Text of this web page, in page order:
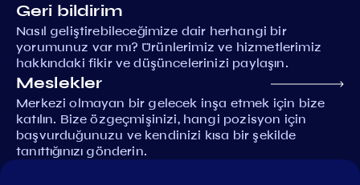
Geri bildirim
Nasıl geliştirebileceğimize dair herhangi bir
yorumunuz var mı? Ürünlerimiz ve hizmetlerimiz
hakkındaki fikir ve düşüncelerinizi paylaşın.
Meslekler
Merkezi olmayan bir gelecek inşa etmek için bize
katılın. Bize özgeçmişinizi, hangi pozisyon için
başvurduğunuzu ve kendinizi kısa bir şekilde
tanıttığınızı gönderin.